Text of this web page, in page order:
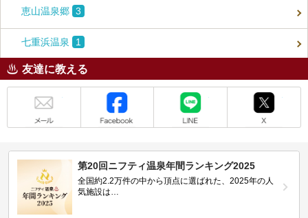
恵山温泉郷 3
七重浜温泉 1
友達に教える
第20回ニフティ温泉年間ランキング2025
全国約2.2万件の中から頂点に選ばれた、2025年の人
気施設は…